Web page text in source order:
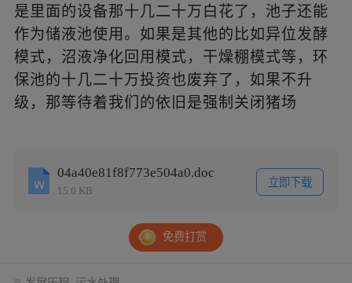
是里面的设备那十几二十万白花了，池子还能
作为储液池使用。如果是其他的比如异位发酵
模式，沼液净化回用模式，干燥棚模式等，环
保池的十几二十万投资也废弃了，如果不升
级，那等待着我们的依旧是强制关闭猪场
04a40e81f8f773e504a0.doc
15.0 KB
立即下载
免费打赏